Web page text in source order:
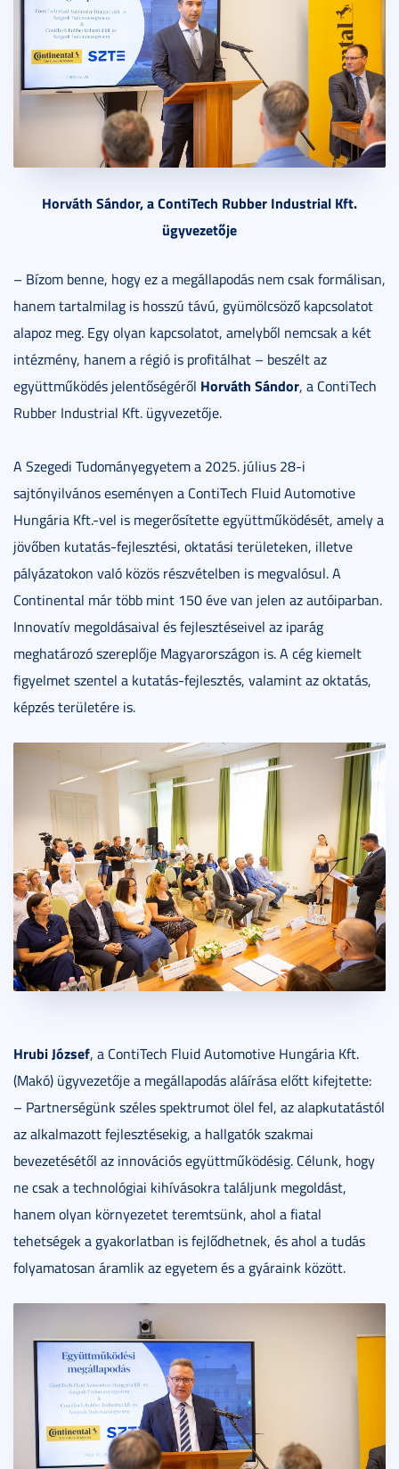
Horváth Sándor, a ContiTech Rubber Industrial Kft.
ügyvezetője
– Bízom benne, hogy ez a megállapodás nem csak formálisan,
hanem tartalmilag is hosszú távú, gyümölcsöző kapcsolatot
alapoz meg. Egy olyan kapcsolatot, amelyből nemcsak a két
intézmény, hanem a régió is profitálhat – beszélt az
együttműködés jelentőségéről Horváth Sándor, a ContiTech
Rubber Industrial Kft. ügyvezetője.
A Szegedi Tudományegyetem a 2025. július 28-i
sajtónyilvános eseményen a ContiTech Fluid Automotive
Hungária Kft.-vel is megerősítette együttműködését, amely a
jövőben kutatás-fejlesztési, oktatási területeken, illetve
pályázatokon való közös részvételben is megvalósul. A
Continental már több mint 150 éve van jelen az autóiparban.
Innovatív megoldásaival és fejlesztéseivel az iparág
meghatározó szereplője Magyarországon is. A cég kiemelt
figyelmet szentel a kutatás-fejlesztés, valamint az oktatás,
képzés területére is.
Hrubi József, a ContiTech Fluid Automotive Hungária Kft.
(Makó) ügyvezetője a megállapodás aláírása előtt kifejtette:
– Partnerségünk széles spektrumot ölel fel, az alapkutatástól
az alkalmazott fejlesztésekig, a hallgatók szakmai
bevezetésétől az innovációs együttműködésig. Célunk, hogy
ne csak a technológiai kihívásokra találjunk megoldást,
hanem olyan környezetet teremtsünk, ahol a fiatal
tehetségek a gyakorlatban is fejlődhetnek, és ahol a tudás
folyamatosan áramlik az egyetem és a gyáraink között.